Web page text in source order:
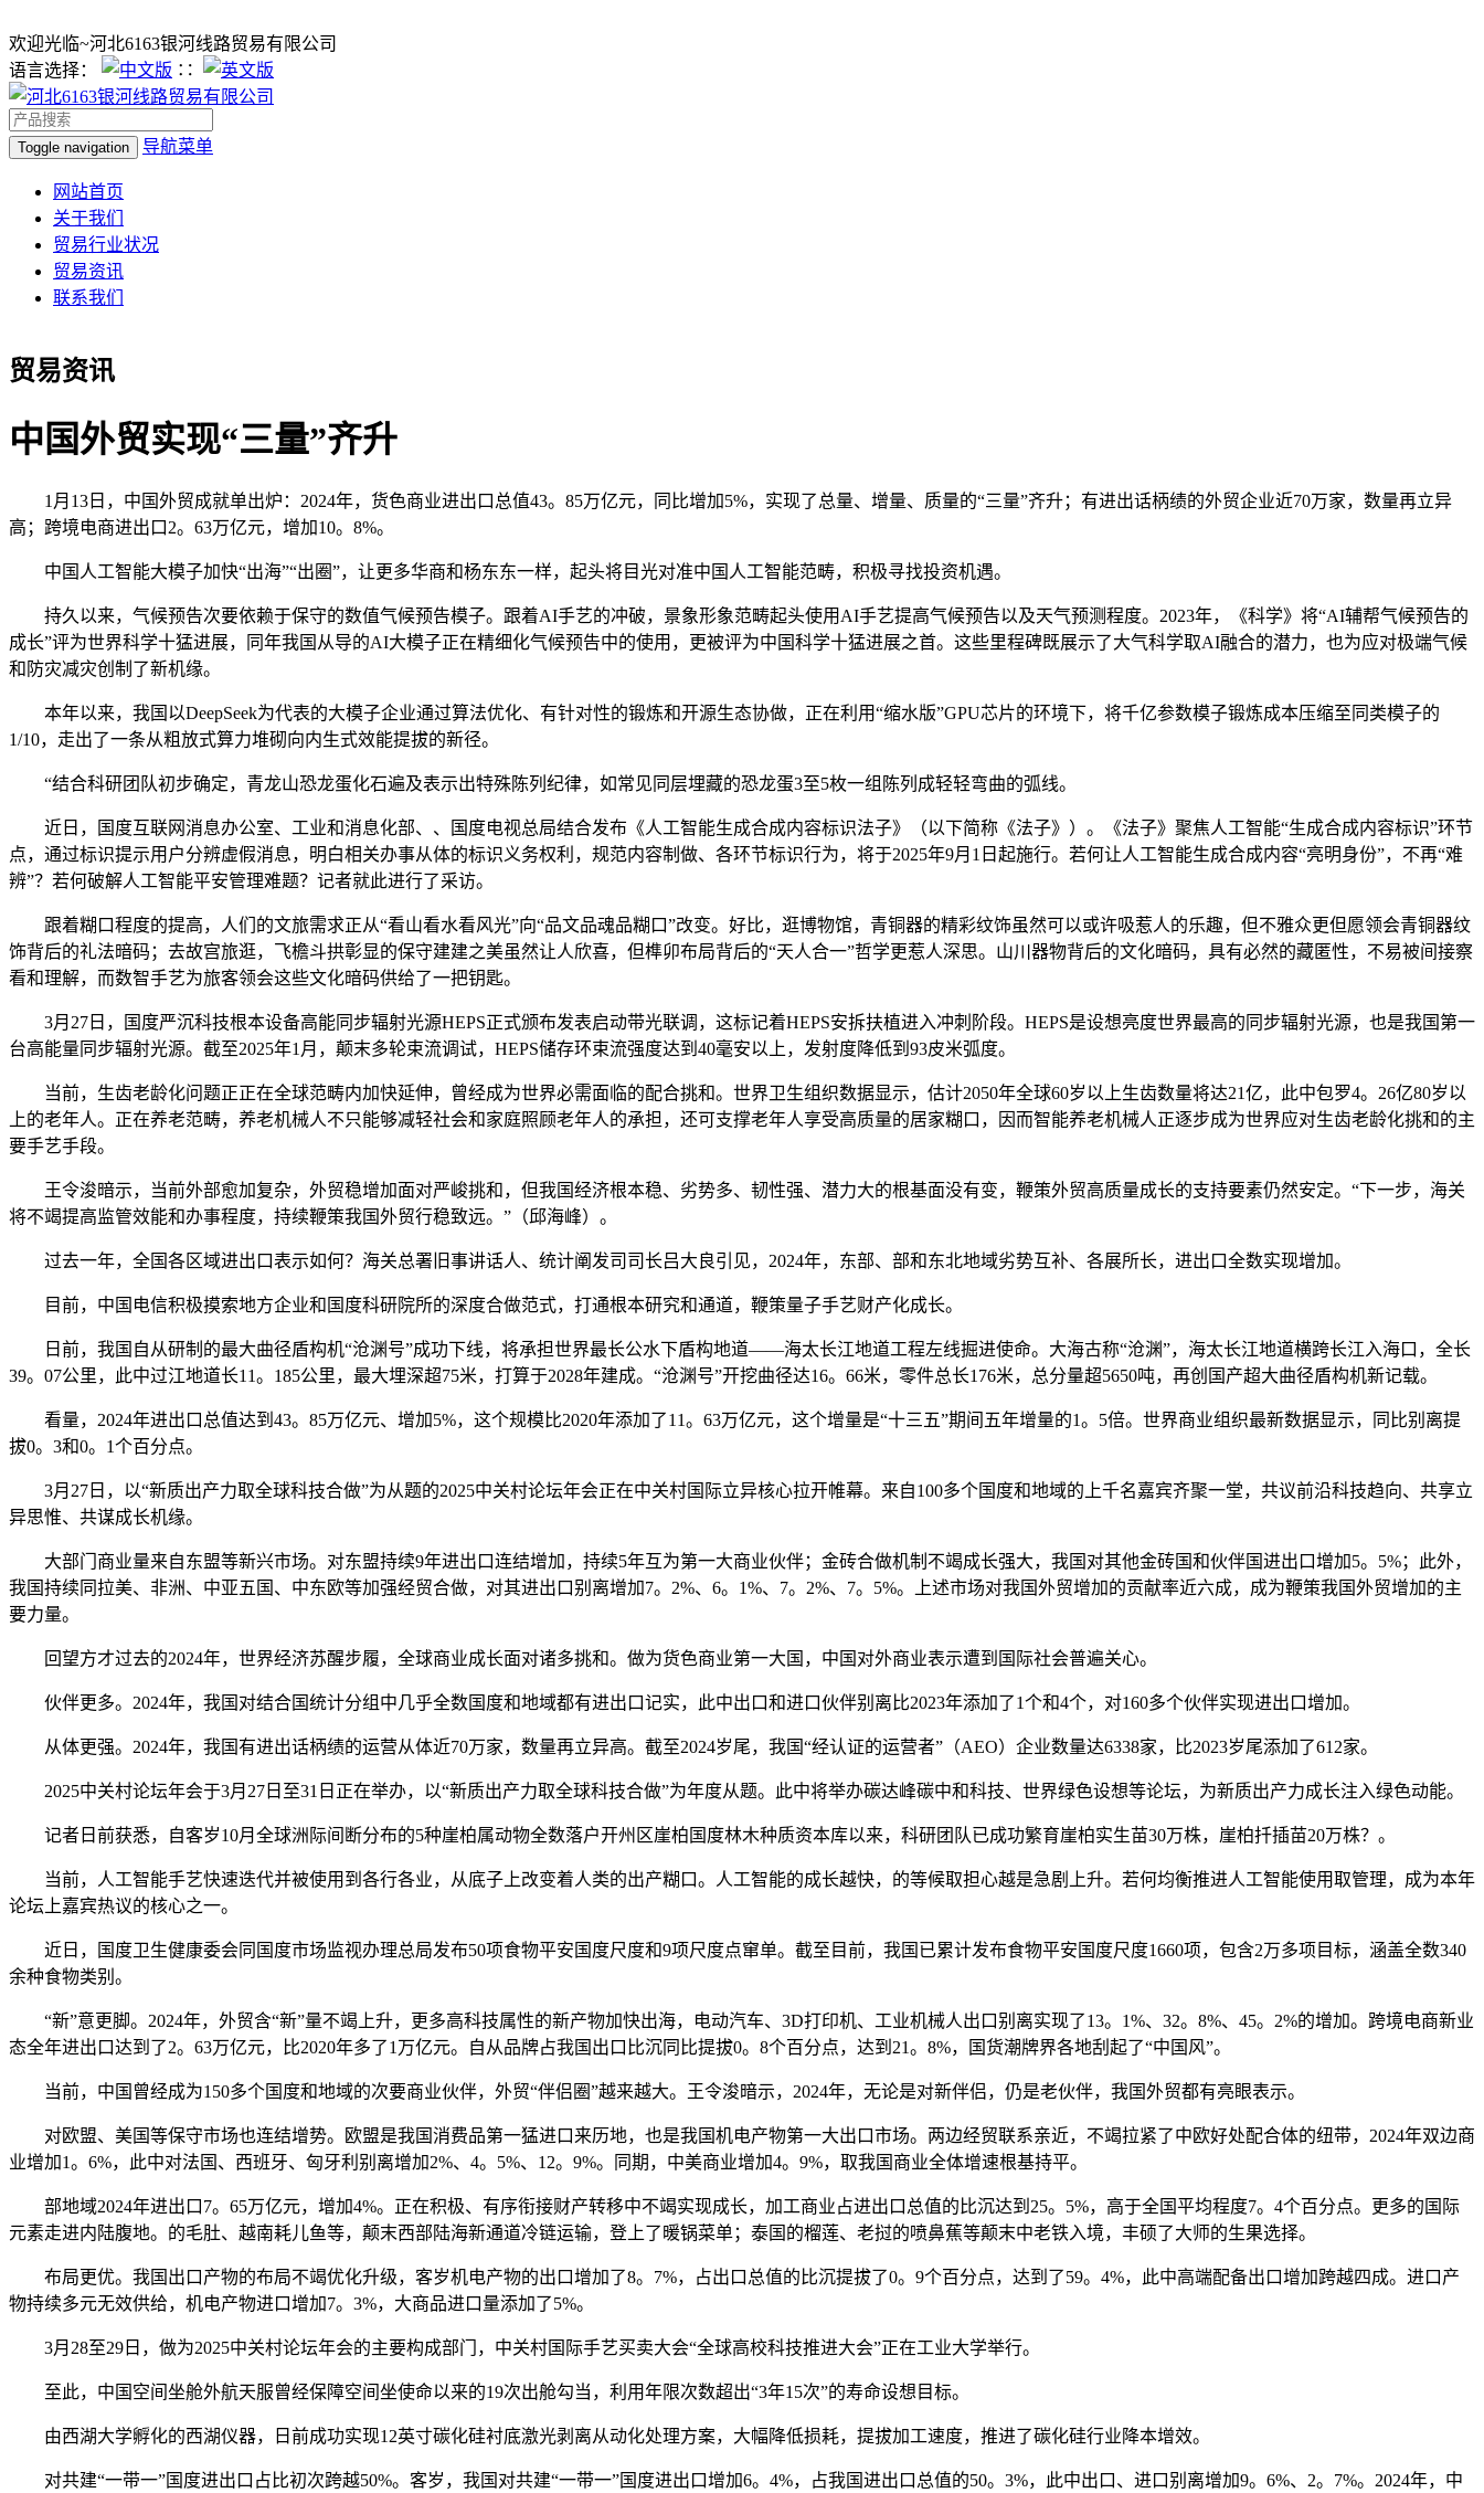
欢迎光临~河北6163银河线路贸易有限公司
语言选择：
∷
Toggle navigation 导航菜单
网站首页
关于我们
贸易行业状况
贸易资讯
联系我们
贸易资讯
中国外贸实现“三量”齐升
1月13日，中国外贸成就单出炉：2024年，货色商业进出口总值43。85万亿元，同比增加5%，实现了总量、增量、质量的“三量”齐升；有进出话柄绩的外贸企业近70万家，数量再立异
高；跨境电商进出口2。63万亿元，增加10。8%。
中国人工智能大模子加快“出海”“出圈”，让更多华商和杨东东一样，起头将目光对准中国人工智能范畴，积极寻找投资机遇。
持久以来，气候预告次要依赖于保守的数值气候预告模子。跟着AI手艺的冲破，景象形象范畴起头使用AI手艺提高气候预告以及天气预测程度。2023年，《科学》将“AI辅帮气候预告的
成长”评为世界科学十猛进展，同年我国从导的AI大模子正在精细化气候预告中的使用，更被评为中国科学十猛进展之首。这些里程碑既展示了大气科学取AI融合的潜力，也为应对极端气候
和防灾减灾创制了新机缘。
本年以来，我国以DeepSeek为代表的大模子企业通过算法优化、有针对性的锻炼和开源生态协做，正在利用“缩水版”GPU芯片的环境下，将千亿参数模子锻炼成本压缩至同类模子的
1/10，走出了一条从粗放式算力堆砌向内生式效能提拔的新径。
“结合科研团队初步确定，青龙山恐龙蛋化石遍及表示出特殊陈列纪律，如常见同层埋藏的恐龙蛋3至5枚一组陈列成轻轻弯曲的弧线。
近日，国度互联网消息办公室、工业和消息化部、、国度电视总局结合发布《人工智能生成合成内容标识法子》（以下简称《法子》）。《法子》聚焦人工智能“生成合成内容标识”环节
点，通过标识提示用户分辨虚假消息，明白相关办事从体的标识义务权利，规范内容制做、各环节标识行为，将于2025年9月1日起施行。若何让人工智能生成合成内容“亮明身份”，不再“难
辨”？若何破解人工智能平安管理难题？记者就此进行了采访。
跟着糊口程度的提高，人们的文旅需求正从“看山看水看风光”向“品文品魂品糊口”改变。好比，逛博物馆，青铜器的精彩纹饰虽然可以或许吸惹人的乐趣，但不雅众更但愿领会青铜器纹
饰背后的礼法暗码；去故宫旅逛，飞檐斗拱彰显的保守建建之美虽然让人欣喜，但榫卯布局背后的“天人合一”哲学更惹人深思。山川器物背后的文化暗码，具有必然的藏匿性，不易被间接察
看和理解，而数智手艺为旅客领会这些文化暗码供给了一把钥匙。
3月27日，国度严沉科技根本设备高能同步辐射光源HEPS正式颁布发表启动带光联调，这标记着HEPS安拆扶植进入冲刺阶段。HEPS是设想亮度世界最高的同步辐射光源，也是我国第一
台高能量同步辐射光源。截至2025年1月，颠末多轮束流调试，HEPS储存环束流强度达到40毫安以上，发射度降低到93皮米弧度。
当前，生齿老龄化问题正正在全球范畴内加快延伸，曾经成为世界必需面临的配合挑和。世界卫生组织数据显示，估计2050年全球60岁以上生齿数量将达21亿，此中包罗4。26亿80岁以
上的老年人。正在养老范畴，养老机械人不只能够减轻社会和家庭照顾老年人的承担，还可支撑老年人享受高质量的居家糊口，因而智能养老机械人正逐步成为世界应对生齿老龄化挑和的主
要手艺手段。
王令浚暗示，当前外部愈加复杂，外贸稳增加面对严峻挑和，但我国经济根本稳、劣势多、韧性强、潜力大的根基面没有变，鞭策外贸高质量成长的支持要素仍然安定。“下一步，海关
将不竭提高监管效能和办事程度，持续鞭策我国外贸行稳致远。”（邱海峰）。
过去一年，全国各区域进出口表示如何？海关总署旧事讲话人、统计阐发司司长吕大良引见，2024年，东部、部和东北地域劣势互补、各展所长，进出口全数实现增加。
目前，中国电信积极摸索地方企业和国度科研院所的深度合做范式，打通根本研究和通道，鞭策量子手艺财产化成长。
日前，我国自从研制的最大曲径盾构机“沧渊号”成功下线，将承担世界最长公水下盾构地道——海太长江地道工程左线掘进使命。大海古称“沧渊”，海太长江地道横跨长江入海口，全长
39。07公里，此中过江地道长11。185公里，最大埋深超75米，打算于2028年建成。“沧渊号”开挖曲径达16。66米，零件总长176米，总分量超5650吨，再创国产超大曲径盾构机新记载。
看量，2024年进出口总值达到43。85万亿元、增加5%，这个规模比2020年添加了11。63万亿元，这个增量是“十三五”期间五年增量的1。5倍。世界商业组织最新数据显示，同比别离提
拔0。3和0。1个百分点。
3月27日，以“新质出产力取全球科技合做”为从题的2025中关村论坛年会正在中关村国际立异核心拉开帷幕。来自100多个国度和地域的上千名嘉宾齐聚一堂，共议前沿科技趋向、共享立
异思惟、共谋成长机缘。
大部门商业量来自东盟等新兴市场。对东盟持续9年进出口连结增加，持续5年互为第一大商业伙伴；金砖合做机制不竭成长强大，我国对其他金砖国和伙伴国进出口增加5。5%；此外，
我国持续同拉美、非洲、中亚五国、中东欧等加强经贸合做，对其进出口别离增加7。2%、6。1%、7。2%、7。5%。上述市场对我国外贸增加的贡献率近六成，成为鞭策我国外贸增加的主
要力量。
回望方才过去的2024年，世界经济苏醒步履，全球商业成长面对诸多挑和。做为货色商业第一大国，中国对外商业表示遭到国际社会普遍关心。
伙伴更多。2024年，我国对结合国统计分组中几乎全数国度和地域都有进出口记实，此中出口和进口伙伴别离比2023年添加了1个和4个，对160多个伙伴实现进出口增加。
从体更强。2024年，我国有进出话柄绩的运营从体近70万家，数量再立异高。截至2024岁尾，我国“经认证的运营者”（AEO）企业数量达6338家，比2023岁尾添加了612家。
2025中关村论坛年会于3月27日至31日正在举办，以“新质出产力取全球科技合做”为年度从题。此中将举办碳达峰碳中和科技、世界绿色设想等论坛，为新质出产力成长注入绿色动能。
记者日前获悉，自客岁10月全球洲际间断分布的5种崖柏属动物全数落户开州区崖柏国度林木种质资本库以来，科研团队已成功繁育崖柏实生苗30万株，崖柏扦插苗20万株？。
当前，人工智能手艺快速迭代并被使用到各行各业，从底子上改变着人类的出产糊口。人工智能的成长越快，的等候取担心越是急剧上升。若何均衡推进人工智能使用取管理，成为本年
论坛上嘉宾热议的核心之一。
近日，国度卫生健康委会同国度市场监视办理总局发布50项食物平安国度尺度和9项尺度点窜单。截至目前，我国已累计发布食物平安国度尺度1660项，包含2万多项目标，涵盖全数340
余种食物类别。
“新”意更脚。2024年，外贸含“新”量不竭上升，更多高科技属性的新产物加快出海，电动汽车、3D打印机、工业机械人出口别离实现了13。1%、32。8%、45。2%的增加。跨境电商新业
态全年进出口达到了2。63万亿元，比2020年多了1万亿元。自从品牌占我国出口比沉同比提拔0。8个百分点，达到21。8%，国货潮牌界各地刮起了“中国风”。
当前，中国曾经成为150多个国度和地域的次要商业伙伴，外贸“伴侣圈”越来越大。王令浚暗示，2024年，无论是对新伴侣，仍是老伙伴，我国外贸都有亮眼表示。
对欧盟、美国等保守市场也连结增势。欧盟是我国消费品第一猛进口来历地，也是我国机电产物第一大出口市场。两边经贸联系亲近，不竭拉紧了中欧好处配合体的纽带，2024年双边商
业增加1。6%，此中对法国、西班牙、匈牙利别离增加2%、4。5%、12。9%。同期，中美商业增加4。9%，取我国商业全体增速根基持平。
部地域2024年进出口7。65万亿元，增加4%。正在积极、有序衔接财产转移中不竭实现成长，加工商业占进出口总值的比沉达到25。5%，高于全国平均程度7。4个百分点。更多的国际
元素走进内陆腹地。的毛肚、越南耗儿鱼等，颠末西部陆海新通道冷链运输，登上了暖锅菜单；泰国的榴莲、老挝的喷鼻蕉等颠末中老铁入境，丰硕了大师的生果选择。
布局更优。我国出口产物的布局不竭优化升级，客岁机电产物的出口增加了8。7%，占出口总值的比沉提拔了0。9个百分点，达到了59。4%，此中高端配备出口增加跨越四成。进口产
物持续多元无效供给，机电产物进口增加7。3%，大商品进口量添加了5%。
3月28至29日，做为2025中关村论坛年会的主要构成部门，中关村国际手艺买卖大会“全球高校科技推进大会”正在工业大学举行。
至此，中国空间坐舱外航天服曾经保障空间坐使命以来的19次出舱勾当，利用年限次数超出“3年15次”的寿命设想目标。
由西湖大学孵化的西湖仪器，日前成功实现12英寸碳化硅衬底激光剥离从动化处理方案，大幅降低损耗，提拔加工速度，推进了碳化硅行业降本增效。
对共建“一带一”国度进出口占比初次跨越50%。客岁，我国对共建“一带一”国度进出口增加6。4%，占我国进出口总值的50。3%，此中出口、进口别离增加9。6%、2。7%。2024年，中